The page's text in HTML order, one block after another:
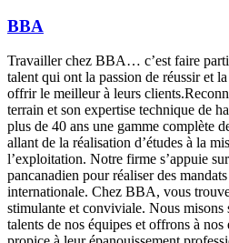
BBA
Travailler chez BBA… c’est faire
talent qui ont la passion de réussir et
offrir le meilleur à leurs
terrain et son expertise technique de
plus de 40 ans une gamme complète
allant de la réalisation d’études à la
l’exploitation. Notre firme s’appuie
pancanadien pour réaliser des
internationale. Chez BBA, vous
stimulante et conviviale. Nous misons
talents de nos équipes et offrons à